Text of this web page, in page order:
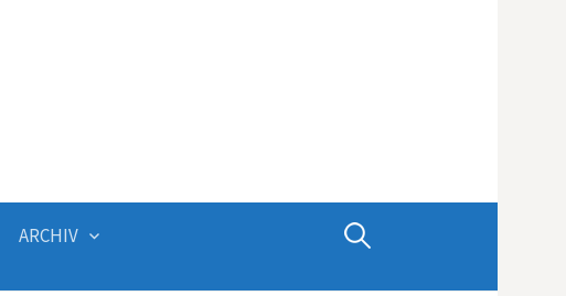
ARCHIV Suchen